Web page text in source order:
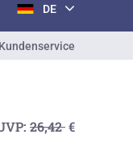
DE
26,42€